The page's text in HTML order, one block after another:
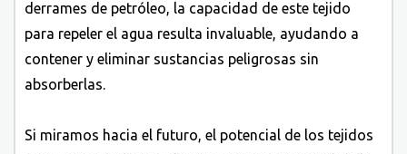
derrames de petróleo, la capacidad de este tejido
para repeler el agua resulta invaluable, ayudando a
contener y eliminar sustancias peligrosas sin
absorberlas.
Si miramos hacia el futuro, el potencial de los tejidos